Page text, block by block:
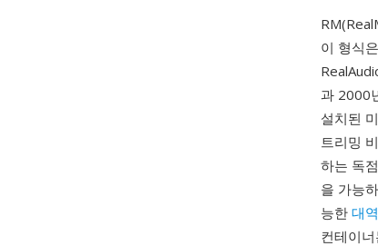
이 형식
과 2000
설치된
트리밍
하는 독
을 가능
능한 대
컨테이